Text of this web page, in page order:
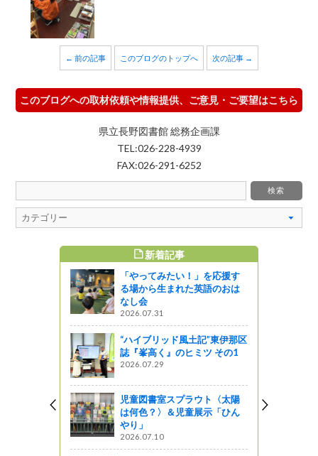
← 前の記事 このブログのトップへ 次の記事 →
このブログへの取材依頼や情報提供、ご意見・ご要望はこちら
県立長野図書館 総務企画課
TEL:026-228-4939
FAX:026-291-6252
新着記事
「やってみたい！」を応援す
る場から生まれた英語のおは
なし会
2026.07.31
“ハイブリッド風土記”東伊那区
誌『峯高く』のヒミツ その1
2026.07.29
児童図書室スプラウト〈太陽
は何色？〉＆児童展示「ひん
やり」
2026.07.10